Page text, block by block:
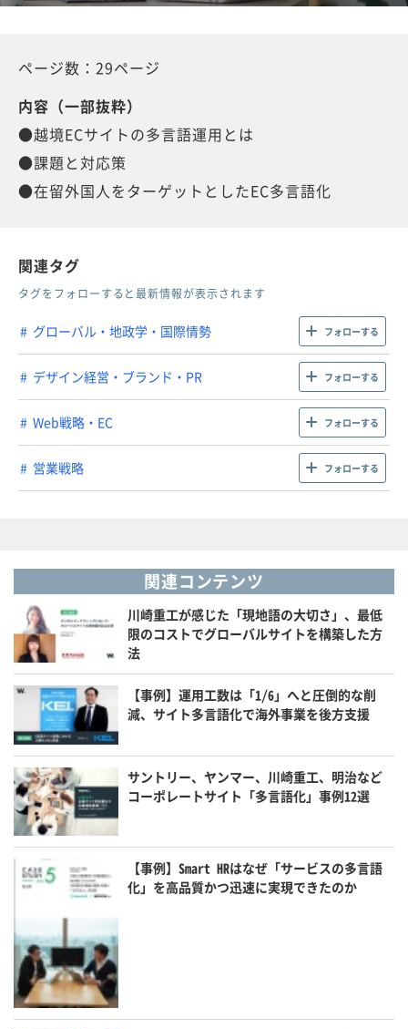
ページ数：29ページ
内容（一部抜粋）
●越境ECサイトの多言語運用とは
●課題と対応策
●在留外国人をターゲットとしたEC多言語化
関連タグ
タグをフォローすると最新情報が表示されます
グローバル・地政学・国際情勢 フォローする
デザイン経営・ブランド・PR フォローする
Web戦略・EC フォローする
営業戦略 フォローする
関連コンテンツ
川崎重工が感じた「現地語の大切さ」、最低
限のコストでグローバルサイトを構築した方
法
【事例】運用工数は「1/6」へと圧倒的な削
減、サイト多言語化で海外事業を後方支援
サントリー、ヤンマー、川崎重工、明治など
コーポレートサイト「多言語化」事例12選
【事例】Smart HRはなぜ「サービスの多言語
化」を高品質かつ迅速に実現できたのか